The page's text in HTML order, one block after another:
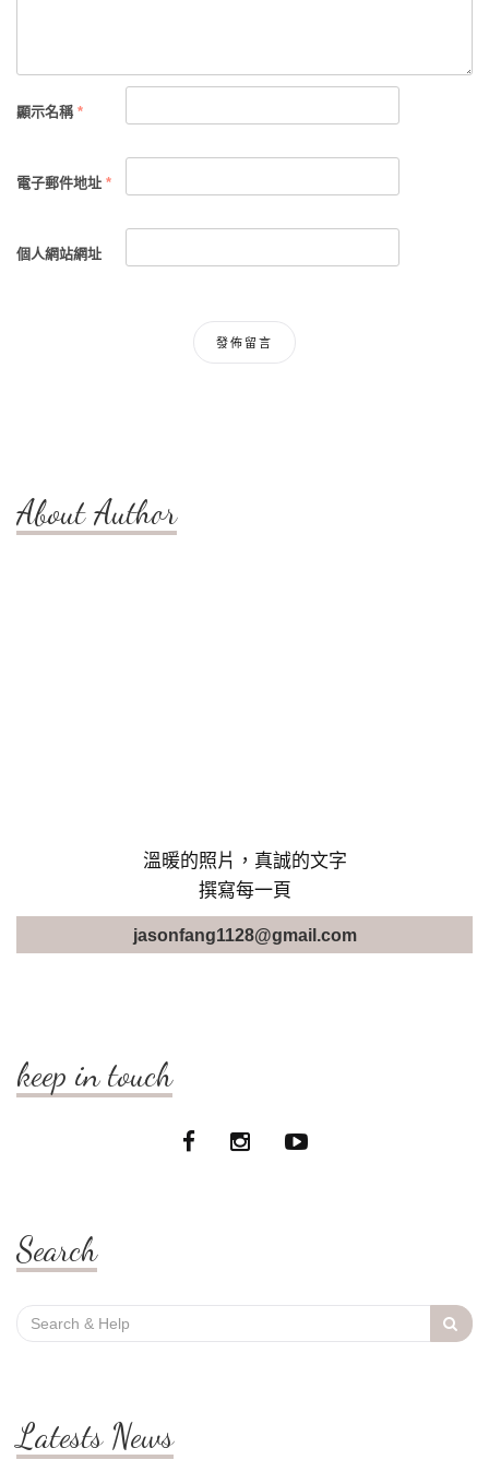
顯示名稱 *
電子郵件地址 *
個人網站網址
About Author
溫暖的照片，真誠的文字
撰寫每一頁
jasonfang1128@gmail.com
keep in touch
Search
Search
for:
Latests News